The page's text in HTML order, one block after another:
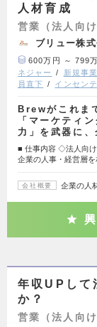
人材育成
営業（法人向け
ブリュー株
600万円 ～ 799
ネジャー
新規事
員直下
インセン
Brewがこれま
「マーケティ
力」を武器に
■ 仕事内容 ◇法人向け
企業の人事・経営層
会社概要 企業の人
年収UPして
か？
営業（法人向け